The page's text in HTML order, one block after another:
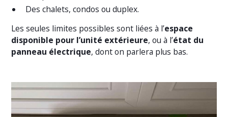
Des chalets, condos ou duplex.
Les seules limites possibles sont liées à l’espace
disponible pour l’unité extérieure, ou à l’état du
panneau électrique, dont on parlera plus bas.